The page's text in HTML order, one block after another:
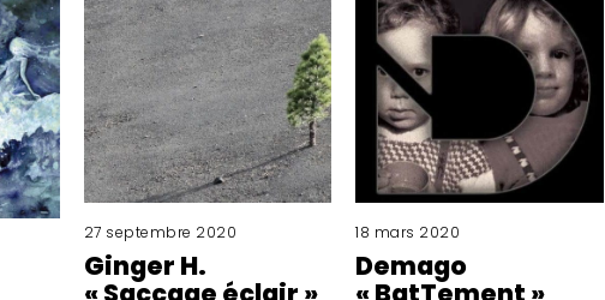
27 septembre 2020
Ginger H.
18 mars 2020
Demago